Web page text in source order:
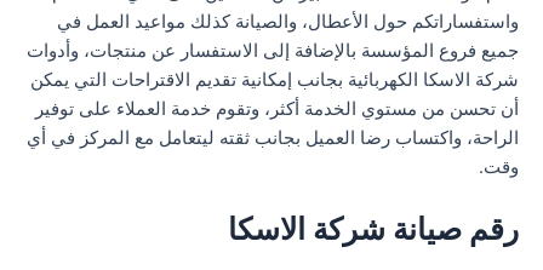
واستفساراتكم حول الأعطال، والصيانة كذلك مواعيد العمل في
جميع فروع المؤسسة بالإضافة إلى الاستفسار عن منتجات، وأدوات
شركة الاسكا الكهربائية بجانب إمكانية تقديم الاقتراحات التي يمكن
أن تحسن من مستوي الخدمة أكثر، وتقوم خدمة العملاء على توفير
الراحة، واكتساب رضا العميل بجانب ثقته ليتعامل مع المركز في أي
وقت.
رقم صيانة شركة الاسكا